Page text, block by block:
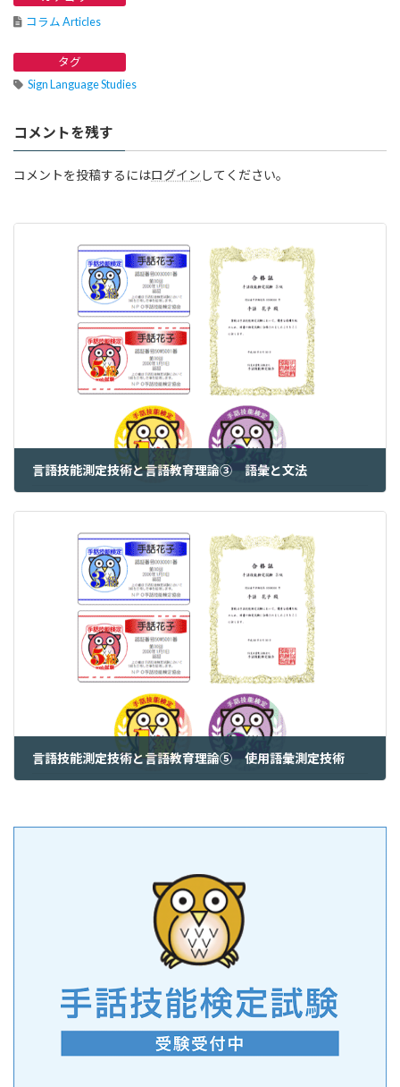
コラム Articles
タグ
Sign Language Studies
コメントを残す
コメントを投稿するにはログイン してください。
言語技能測定技術と言語教育理論③ 語彙と文法
言語技能測定技術と言語教育理論⑤ 使用語彙測定技術